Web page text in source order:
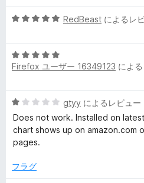
T
r
c
5
中
5
価
RedBeast によるレ
5
段
5
の
評
価
Firefox ユーザー 16349123 によ
5
段
階
中
の
gtyy によるレビュー
Does not work. Installed on
chart shows up on amazon.com
pages.
フラグ